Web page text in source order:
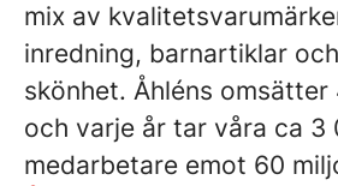
mix av
inredning, barnartiklar och
skönhet. Åhléns omsätter
och varje år tar våra ca 3
medarbetare emot 60